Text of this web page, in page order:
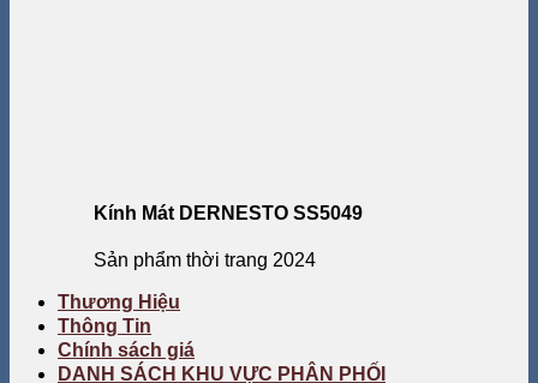
Kính Mát DERNESTO SS5049
Sản phẩm thời trang 2024
Thương Hiệu
Thông Tin
Chính sách giá
DANH SÁCH KHU VỰC PHÂN PHỐI